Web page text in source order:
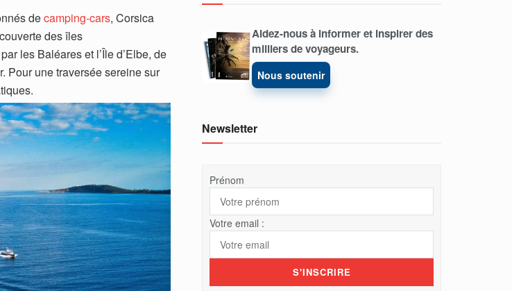
decamping-cars, Corsica
des îles
les Baléares et l’Île d’Elbe, de
Pour une traversée sereine sur
Aidez-nous à informer et inspirer des
milliers de voyageurs.
Nous soutenir
Newsletter
Prénom
Votre email :